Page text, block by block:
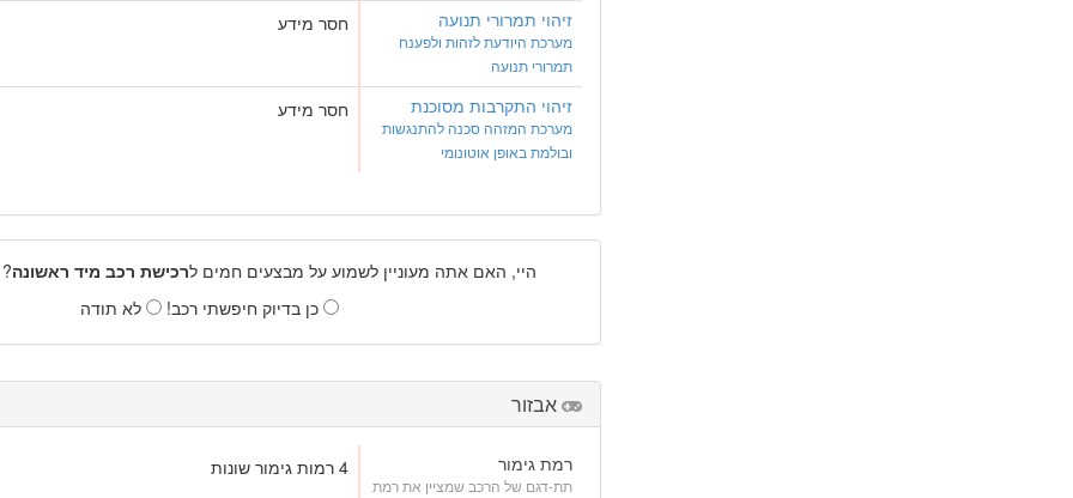
זיהוי תמרורי תנועה
מערכת היודעת לזהות ולפענח
תמרורי תנועה
חסר מידע
זיהוי התקרבות מסוכנת
מערכת המזהה סכנה להתנגשות
ובולמת באופן אוטונומי
חסר מידע
היי, האם אתה מעוניין לשמוע על מבצעים חמים לרכישת רכב מיד ראשונה
כן בדיוק חיפשתי רכב!
לא תודה
אבזור
רמת גימור
תת-דגם של הרכב שמציין את רמת
4 רמות גימור שונות